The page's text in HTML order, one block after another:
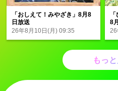
「おしえて！みやざき」8月8
日放送
26年8月10日(月) 09:35
8
26
もっ